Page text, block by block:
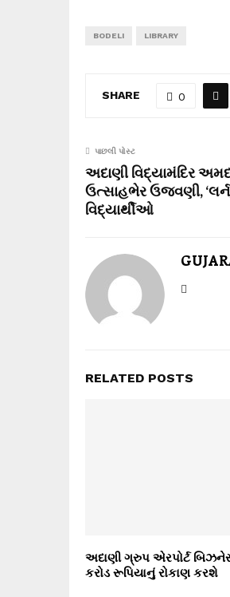
BODELI LIBRARY
SHARE 0
પાછલી પોસ્ટ
અદાણી વિદ્યામંદિર
ઉત્સાહભેર ઉજવણી, ‘લર્ન
વિદ્યાર્થીઓ
RELATED POSTS
અદાણી ગ્રુપ એરપોર્ટ
કરોડ રૂપિયાનું રોકાણ કરશે